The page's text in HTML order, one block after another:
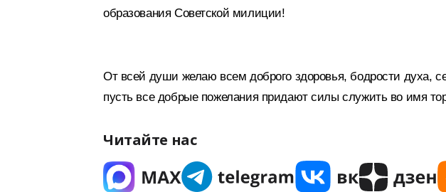
образования Советской милиции!
От всей души желаю всем доброго здоровья, бодрости духа,
пусть все добрые пожелания придают силы служить во имя
Читайте нас